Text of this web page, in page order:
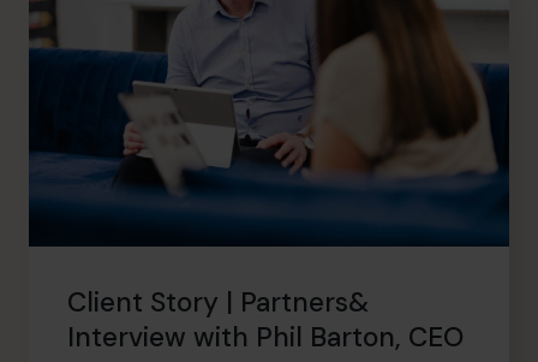
Client Story | Partners&
Interview with Phil Barton, CEO